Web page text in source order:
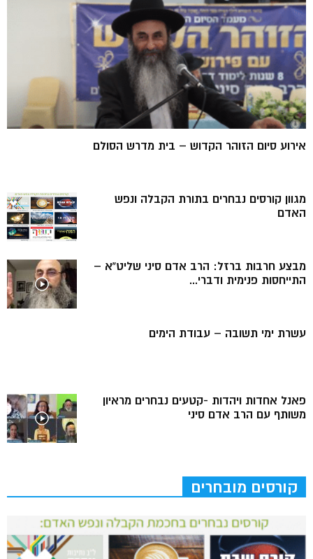
אירוע סיום הזוהר הקדוש – בית מדרש הסולם
מגוון קורסים נבחרים בתורת הקבלה ונפש
האדם
מבצע חרבות ברזל: הרב אדם סיני שליט”א –
התייחסות פנימית ודברי...
עשרת ימי תשובה – עבודת הימים
פאנל אחדות ויהדות -קטעים נבחרים מראיון
משותף עם הרב אדם סיני
קורסים מובחרים